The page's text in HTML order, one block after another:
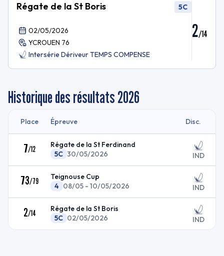
Régate de la St Boris 5C
02/05/2026
YCROUEN 76
Intersérie Dériveur TEMPS COMPENSE
2/14
Historique des résultats2026
Place Épreuve Disc.
7/12
Régate de la St Ferdinand
5C 30/05/2026 IND
73/79
Teignouse Cup
4 08/05 - 10/05/2026 IND
2/14
Régate de la St Boris
5C 02/05/2026 IND